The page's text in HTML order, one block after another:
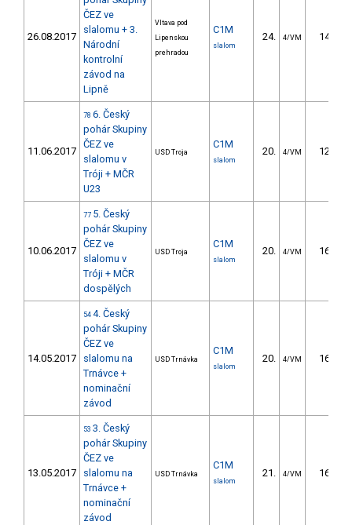
26.08.2017
ČEZ ve
slalomu + 3.
Národní
kontrolní
závod na
Lipně
Vltava pod
Lipenskou
prehradou
C1M
slalom
24. 4/VM 14.35
11.06.2017
78 6. Český
pohár Skupiny
ČEZ ve
slalomu v
Tróji + MČR
U23
USD Troja
C1M
slalom
20. 4/VM 12.34
10.06.2017
77 5. Český
pohár Skupiny
ČEZ ve
slalomu v
Tróji + MČR
dospělých
USD Troja
C1M
slalom
20. 4/VM 16.51
14.05.2017
54 4. Český
pohár Skupiny
ČEZ ve
slalomu na
Trnávce +
nominační
závod
USD Trnávka
C1M
slalom
20. 4/VM 16.65
13.05.2017
53 3. Český
pohár Skupiny
ČEZ ve
slalomu na
Trnávce +
nominační
závod
USD Trnávka
C1M
slalom
21. 4/VM 16.16